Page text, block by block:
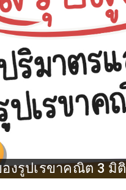
งรูปเรขาคณิต 3 มิติ